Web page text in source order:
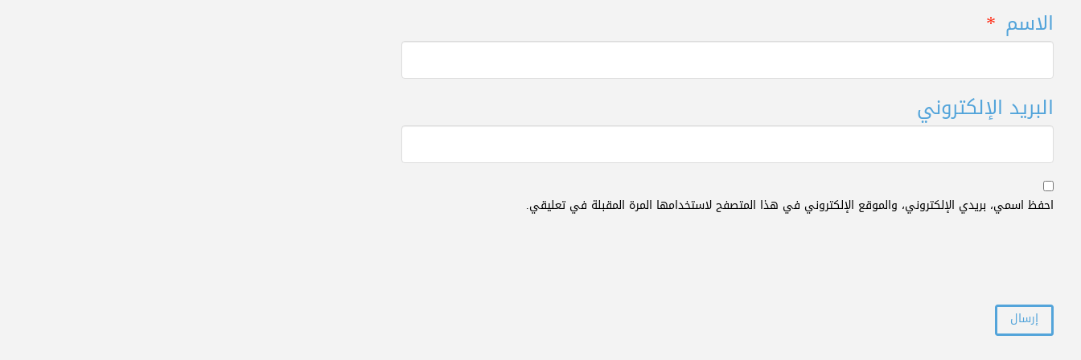
الاسم *
البريد الإلكتروني
احفظ اسمي، بريدي الإلكتروني، والموقع الإلكتروني في هذا المتصفح لاستخدامها المرة المقبلة في تعليقي.